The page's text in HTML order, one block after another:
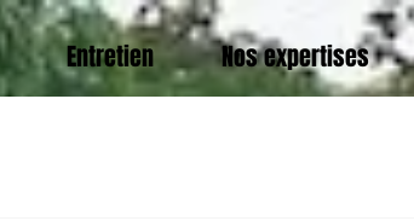
Entretien Nos expertises